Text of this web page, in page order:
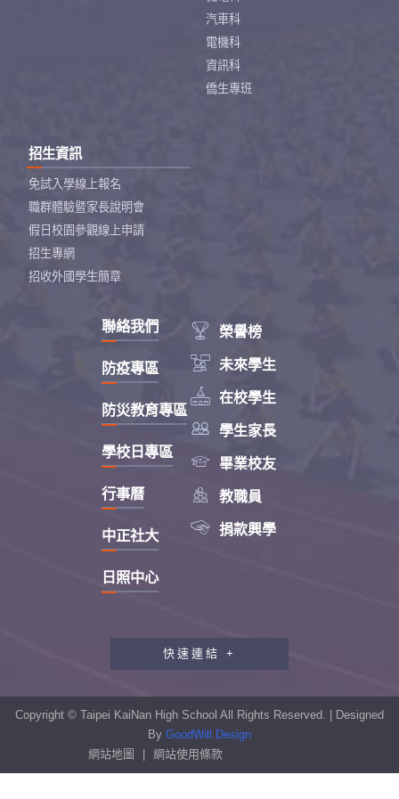
汽車科
電機科
資訊科
僑生專班
招生資訊
免試入學線上報名
職群體驗暨家長說明會
假日校園參觀線上申請
招生專網
招收外國學生簡章
 榮譽榜
 未來學生
 在校學生
 學生家長
 畢業校友
 教職員
 捐款興學
聯絡我們
防疫專區
防災教育專區
學校日專區
行事曆
中正社大
日照中心
快速連結 +
教職員工研習專區
性別平等教育專區
Copyright © Taipei KaiNan High School All Rights Reserved. | Designed
By GoodWill Design
網站地圖
網站使用條款